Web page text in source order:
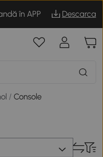
în APP Descarca
/Console